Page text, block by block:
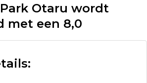
Otaru wordt
met een 8,0